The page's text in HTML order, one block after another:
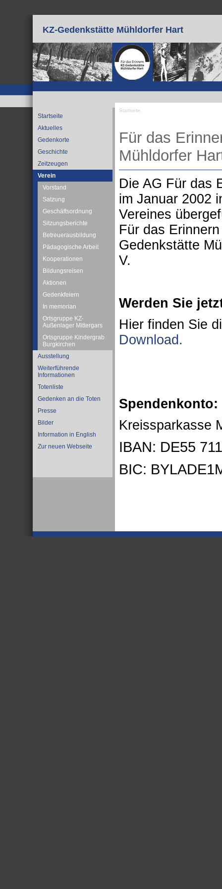
KZ-Gedenkstätte Mühldorfer Hart
Startseite
Aktuelles
Gedenkorte
Geschichte
Zeitzeugen
Verein
Vorstand
Satzung
Geschäftsordnung
Sitzungsberichte
Betreuerausbildung
Pädagogische Arbeit
Kooperationen
Bildungsreisen
Aktionen
Gedenkfeiern
In memorian
Ortsgruppe KZ-
Außenlager Mittergars
Ortsgruppe Kindergrab
Burgkirchen
Ausstellung
Weiterführende
Informationen
Totenliste
Gedenken an die Toten
Presse
Bilder
Information in English
Zur neuen Webseite
Startseite
Für das
Mühldorfer
Die AG Für das
im Januar 2002
Vereines
Für das
Gedenkstätte
V.
Werden Sie
Hier finden Sie
Download.
Spendenkonto:
Kreissparkasse
IBAN: DE55
BIC: